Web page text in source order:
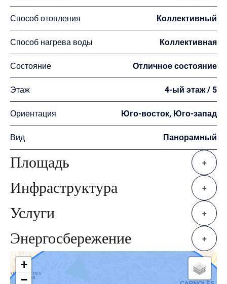
Способ отопления Коллективный
Способ нагрева воды Коллективная
Состояние Отличное состояние
Этаж 4-ый этаж / 5
Ориентация Юго-восток, Юго-запад
Вид Панорамный
Площадь +
Инфраструктура +
Услуги +
Энергосбережение +
+
−